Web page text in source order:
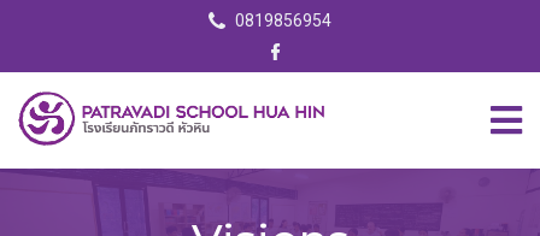
0819856954